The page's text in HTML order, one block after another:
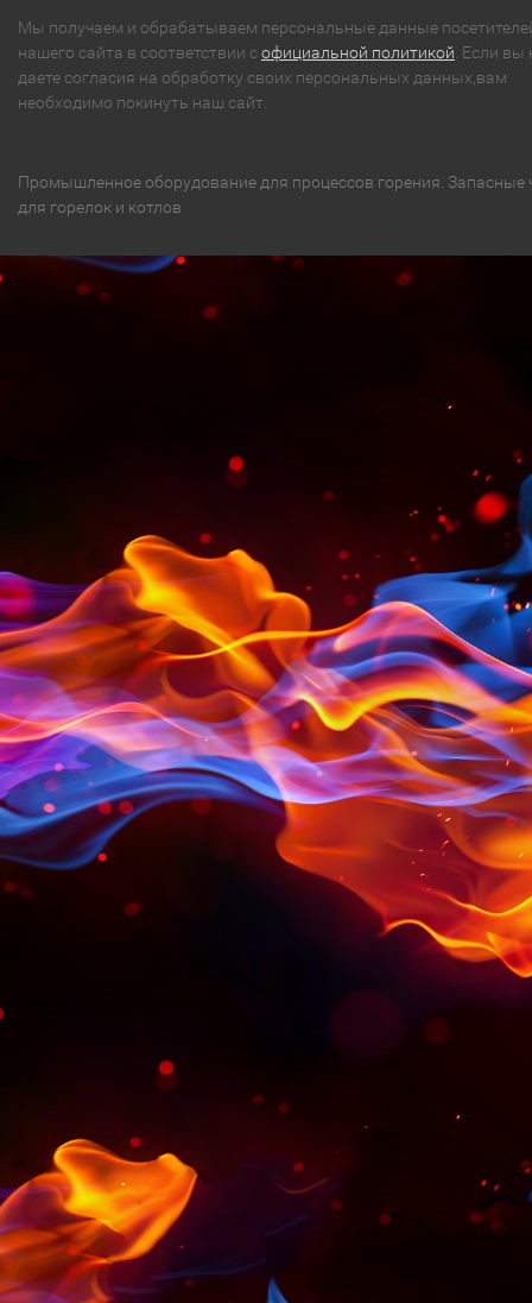
Мы получаем и обрабатываем персональные данные
нашего сайта в соответствии софициальной политикой . Если вы
даете согласия на обработку своих персональных данных,вам
необходимо покинуть наш сайт.
Промышленное оборудование для процессов горения. Запасные
для горелок и котлов